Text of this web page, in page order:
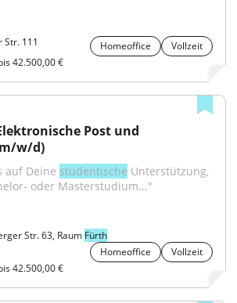
Str. 111 Homeoffice
Vollzeit
42.500,00 €
Post und
w/d)
auf Deine studentische Unterstützung,
oder Masterstudium..."
Str. 63, Raum Fürth
Homeoffice
Vollzeit
42.500,00 €